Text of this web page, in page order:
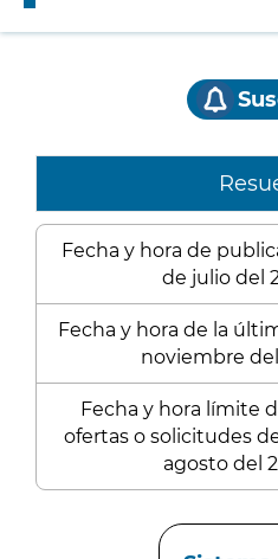
Fecha y hora de
de julio del
Fecha y hora de la
noviembre
Fecha y hora límite
ofertas o solicitudes
agosto del